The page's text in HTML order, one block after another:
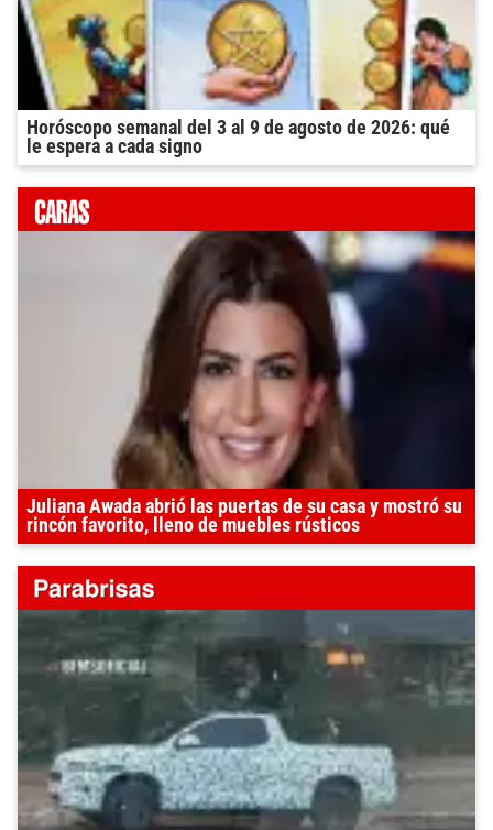
Horóscopo semanal del 3 al 9 de agosto de 2026: qué
le espera a cada signo
Juliana Awada abrió las puertas de su casa y mostró su
rincón favorito, lleno de muebles rústicos